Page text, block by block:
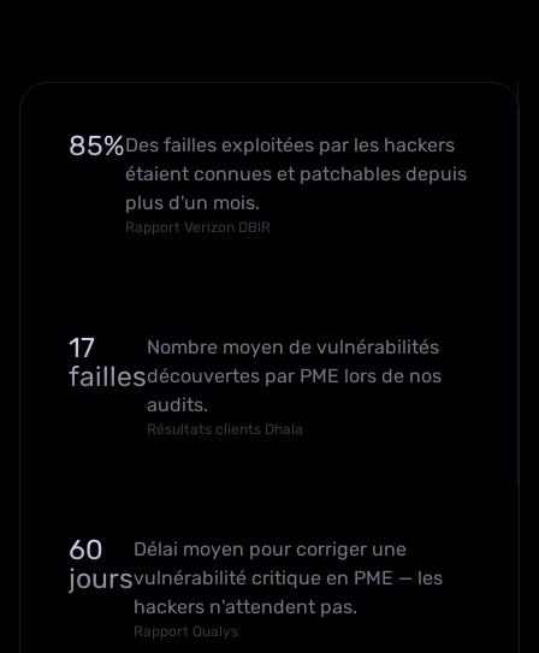
85%Des failles exploitées par les hackers
étaient connues et patchables depuis
plus d'un mois.
Rapport Verizon DBIR
17
failles
Nombre moyen de vulnérabilités
découvertes par PME lors de nos
audits.
Résultats clients Dhala
60
jours
Délai moyen pour corriger une
vulnérabilité critique en PME — les
hackers n'attendent pas.
Rapport Qualys